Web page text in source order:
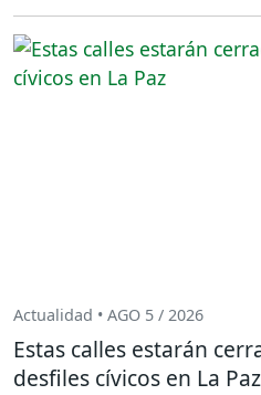
Actualidad • AGO 5 / 2026
Estas calles estarán
desfiles cívicos en La Paz